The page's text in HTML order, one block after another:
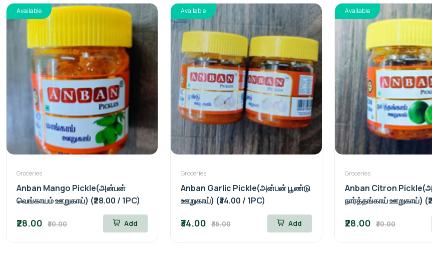
Available
Groceries
Anban Mango Pickle(அன்பன்
வெங்காயம் ஊறுகாய்) (₹28.00 / 1PC)
₹28.00 ₹30.00 Add
Available
Groceries
Anban Garlic Pickle(அன்பன் பூண்டு
ஊறுகாய்) (₹34.00 / 1PC)
₹34.00 ₹36.00 Add
Available
Groceries
Anban Citron
நார்த்தங்காய் ஊறுகாய்)
₹28.00 ₹30.00